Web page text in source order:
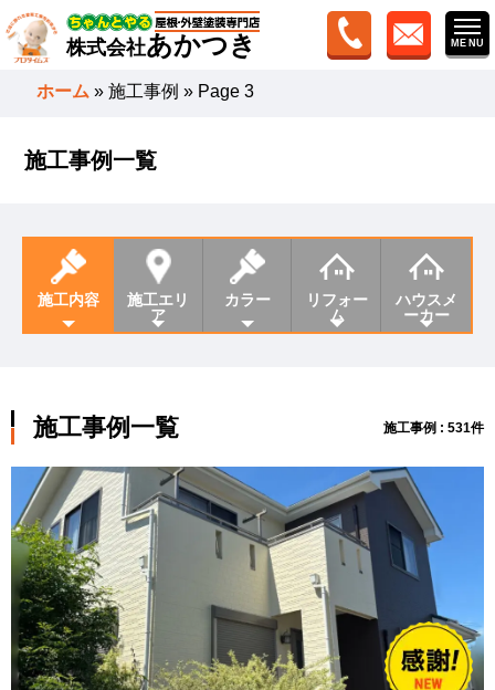
株式会社あかつき
ホーム »施工事例 » Page 3
施工事例一覧
施工内容
施工エリ
ア
カラー
リフォー
ム
ハウスメ
ーカー
施工事例一覧 施工事例 : 531件